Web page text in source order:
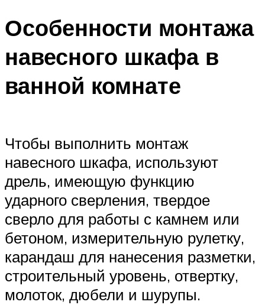
Особенности монтажа
навесного шкафа в
ванной комнате
Чтобы выполнить монтаж
навесного шкафа, используют
дрель, имеющую функцию
ударного сверления, твердое
сверло для работы с камнем или
бетоном, измерительную рулетку,
карандаш для нанесения разметки,
строительный уровень, отвертку,
молоток, дюбели и шурупы.